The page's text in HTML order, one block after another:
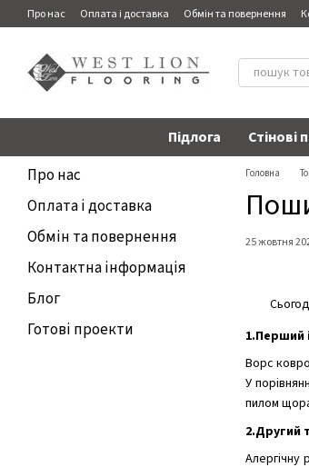
Перейти до основного контенту
Про нас Оплата і доставка Обмін та повернення
Підлога Стінові
Головна
25 жовтня
1.Перший
Ворс
У
пилом
2.Другий
Про нас
Оплата і доставка
Обмін та повернення
Контактна інформація
Блог
Готові проекти